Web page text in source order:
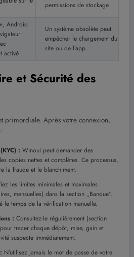
permissions de stockage.
Android
activé
Un système obsolète peut
empêcher le chargement du
site ou de l’app.
et Sécurité des
primordiale. Après votre connexion,
: Winoui peut demander des
copies nettes et complètes. Ce processus,
la fraude et le blanchiment.
les limites minimales et maximales
mensuelles) dans la section „Banque“.
le temps de la vérification manuelle.
: Consultez-le régulièrement (section
tracer chaque dépôt, mise, gain et
suspecte immédiatement.
N’utilisez jamais le mot de passe de votre